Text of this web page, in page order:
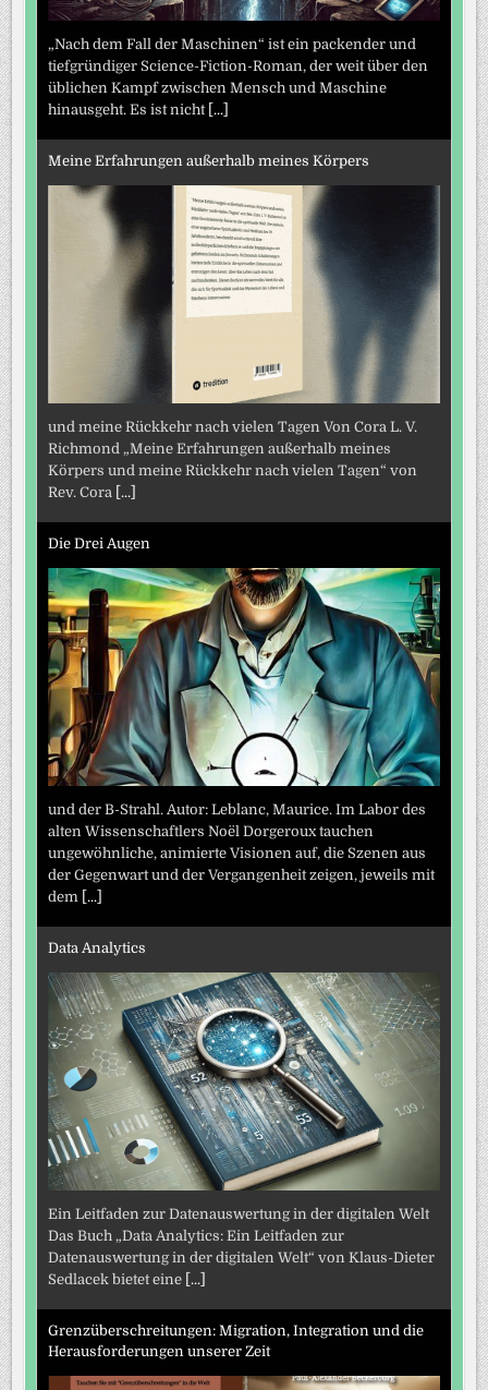
„Nach dem Fall der Maschinen“ ist ein packender und
tiefgründiger Science-Fiction-Roman, der weit über den
üblichen Kampf zwischen Mensch und Maschine
hinausgeht. Es ist nicht [...]
Meine Erfahrungen außerhalb meines Körpers
und meine Rückkehr nach vielen Tagen Von Cora L. V.
Richmond „Meine Erfahrungen außerhalb meines
Körpers und meine Rückkehr nach vielen Tagen“ von
Rev. Cora [...]
Die Drei Augen
und der B-Strahl. Autor: Leblanc, Maurice. Im Labor des
alten Wissenschaftlers Noël Dorgeroux tauchen
ungewöhnliche, animierte Visionen auf, die Szenen aus
der Gegenwart und der Vergangenheit zeigen, jeweils mit
dem [...]
Data Analytics
Ein Leitfaden zur Datenauswertung in der digitalen Welt
Das Buch „Data Analytics: Ein Leitfaden zur
Datenauswertung in der digitalen Welt“ von Klaus-Dieter
Sedlacek bietet eine [...]
Grenzüberschreitungen: Migration, Integration und die
Herausforderungen unserer Zeit